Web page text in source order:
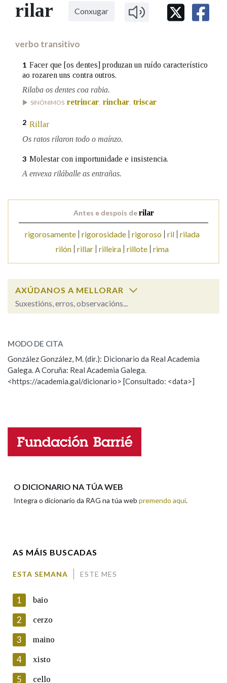
IDENTIDADE CORPORATIVA
MARCIAL DEL ADALID
FIGURAS HOMENAXEADAS
PRIMAVERA DAS LETRAS
PORTAL DAS PALABRAS
Facebook
TwitterYoutubeInstagram
Bluesky
BUSCAR NOS LEMAS
Remata por
BUSCAR NO CONTIDO
Nas definicións
OUTRAS OPCIÓNS DE BUSCA
Pertence a
rilar Conxugar
verbo transitivo
1 Facer que [os dentes] produzan un ruído característico
ao rozaren uns contra outros.
Rilaba os dentes coa rabia.
SINÓNIMOS retrincar rinchar triscar
2 Rillar
Os ratos rilaron todo o maínzo.
3 Molestar con importunidade e insistencia.
A envexa riláballe as entrañas.
Antes e despois derilar
rigorosamente rigorosidade rigoroso ril rilada
rilón rillar rilleira rillote rima
AXÚDANOS A MELLORAR
Suxestións, erros, observacións...
ESCOLLE UNHA OPCIÓN:
Observación Hai un erro na palabra
Propoño mellorar a definición
Nome
En cumprimento da normativa vixente en materia de
Protección de Datos de Carácter Persoal, a Real Academia
Galega informa a aqueles usuarios que faciliten o seu correo
electrónico, así como calquera outra información de carácter
MODO DE CITA
González González, M. (dir.): Dicionario da Real Academia
Galega. A Coruña: Real Academia Galega.
<https://academia.gal/dicionario> [Consultado: <data>]
O DICIONARIO NA TÚA WEB
Integra o dicionario da RAG na túa web premendo aquí.
AS MÁIS BUSCADAS
ESTA SEMANA ESTE MES
1 baio
2 cerzo
3 maino
4 xisto
5 cello